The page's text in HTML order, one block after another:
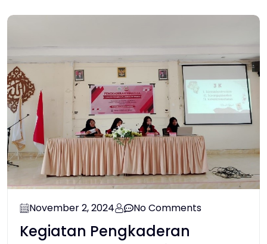
November 2, 2024 No Comments
Kegiatan Pengkaderan